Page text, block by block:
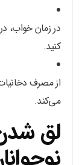
در زمان خواب،
کنید.
از مصرف
می‌کند.
لق